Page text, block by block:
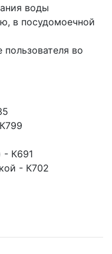
воды
в посудомоечной
во
- К691
- К702